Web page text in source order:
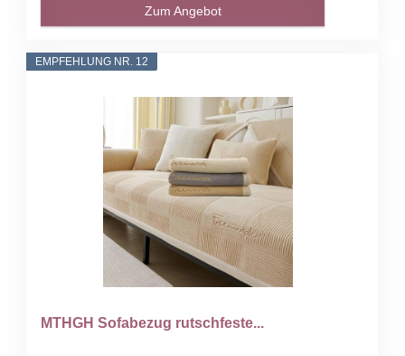
Zum Angebot
EMPFEHLUNG NR. 12
MTHGH Sofabezug rutschfeste...